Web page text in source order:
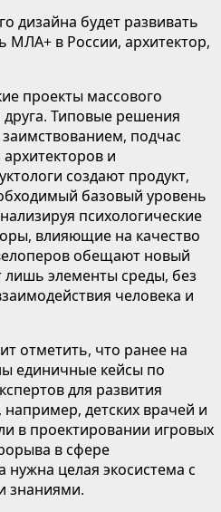
дизайна будет развивать
МЛА+ в России, архитектор,
проекты массового
Типовые решения
подчас
и
создают продукт,
базовый уровень
психологические
влияющие на качество
обещают новый
элементы среды, без
человека и
отметить, что ранее на
единичные кейсы по
для развития
детских врачей и
в проектировании игровых
в сфере
нужна целая экосистема с
знаниями.